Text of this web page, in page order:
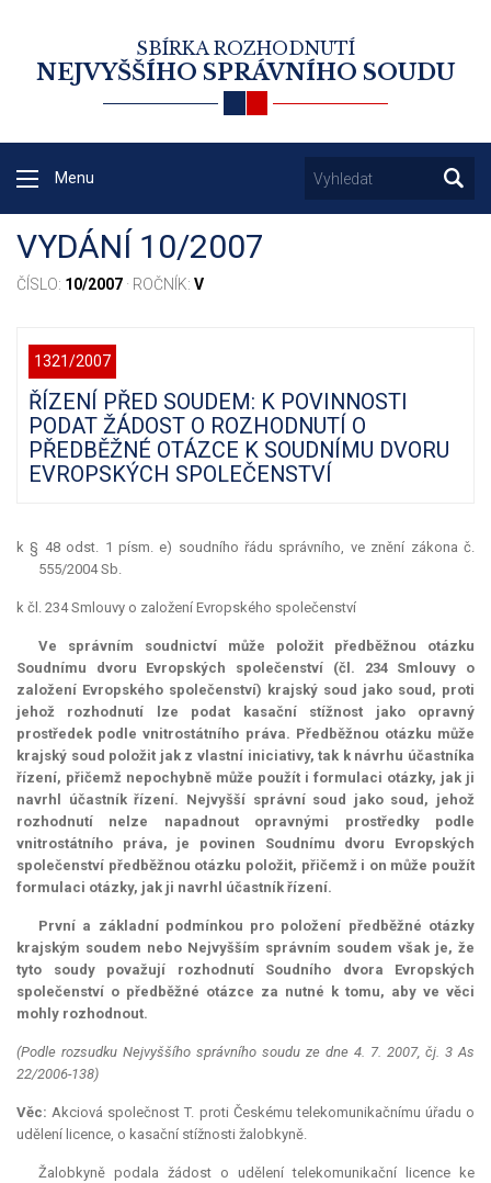
SBÍRKA ROZHODNUTÍ
NEJVYŠŠÍHO SPRÁVNÍHO SOUDU
Menu
VYDÁNÍ 10/2007
ČÍSLO: 10/2007 · ROČNÍK: V
1321/2007
ŘÍZENÍ PŘED SOUDEM: K POVINNOSTI
PODAT ŽÁDOST O ROZHODNUTÍ O
PŘEDBĚŽNÉ OTÁZCE K SOUDNÍMU DVORU
EVROPSKÝCH SPOLEČENSTVÍ
k § 48 odst. 1 písm. e) soudního řádu správního, ve znění zákona č.
555/2004 Sb.
k čl. 234 Smlouvy o založení Evropského společenství
Ve správním soudnictví může položit předběžnou otázku
Soudnímu dvoru Evropských společenství (čl. 234 Smlouvy o
založení Evropského společenství) krajský soud jako soud, proti
jehož rozhodnutí lze podat kasační stížnost jako opravný
prostředek podle vnitrostátního práva. Předběžnou otázku může
krajský soud položit jak z vlastní iniciativy, tak k návrhu účastníka
řízení, přičemž nepochybně může použít i formulaci otázky, jak ji
navrhl účastník řízení. Nejvyšší správní soud jako soud, jehož
rozhodnutí nelze napadnout opravnými prostředky podle
vnitrostátního práva, je povinen Soudnímu dvoru Evropských
společenství předběžnou otázku položit, přičemž i on může použít
formulaci otázky, jak ji navrhl účastník řízení.
První a základní podmínkou pro položení předběžné otázky
krajským soudem nebo Nejvyšším správním soudem však je, že
tyto soudy považují rozhodnutí Soudního dvora Evropských
společenství o předběžné otázce za nutné k tomu, aby ve věci
mohly rozhodnout.
(Podle rozsudku Nejvyššího správního soudu ze dne 4. 7. 2007, čj. 3 As
22/2006-138)
Věc: Akciová společnost T. proti Českému telekomunikačnímu úřadu o
udělení licence, o kasační stížnosti žalobkyně.
Žalobkyně podala žádost o udělení telekomunikační licence ke